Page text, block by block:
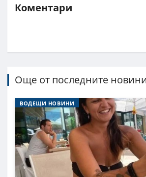
Коментари
Още от последните новини
ВОДЕЩИ НОВИНИ